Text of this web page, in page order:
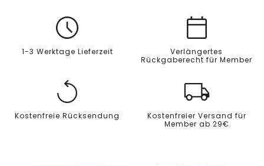
1-3 Werktage Lieferzeit
Verlängertes
Rückgaberecht für Member
Kostenfreie Rücksendung
Kostenfreier Versand für
Member ab 29€